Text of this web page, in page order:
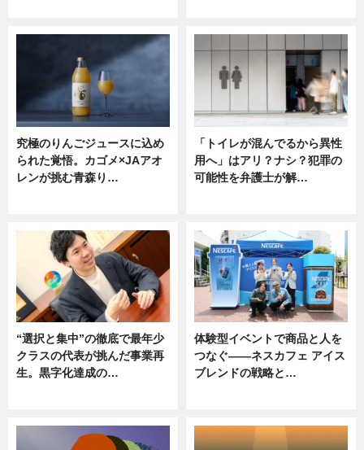
究極のりんごジュースに込め
られた覚悟。カゴメ×JAアオ
レンが挑む青森り…
「トイレが混んでるから異性
用へ」はアリ？ナシ？犯罪の
可能性を弁護士が解…
“選択と集中”の徹底で最年少
クラスの代表が挑んだ事業再
生。黒字化達成の…
体験型イベントで商品と人を
つなぐ――ネスカフェ アイス
ブレンドの戦略と…